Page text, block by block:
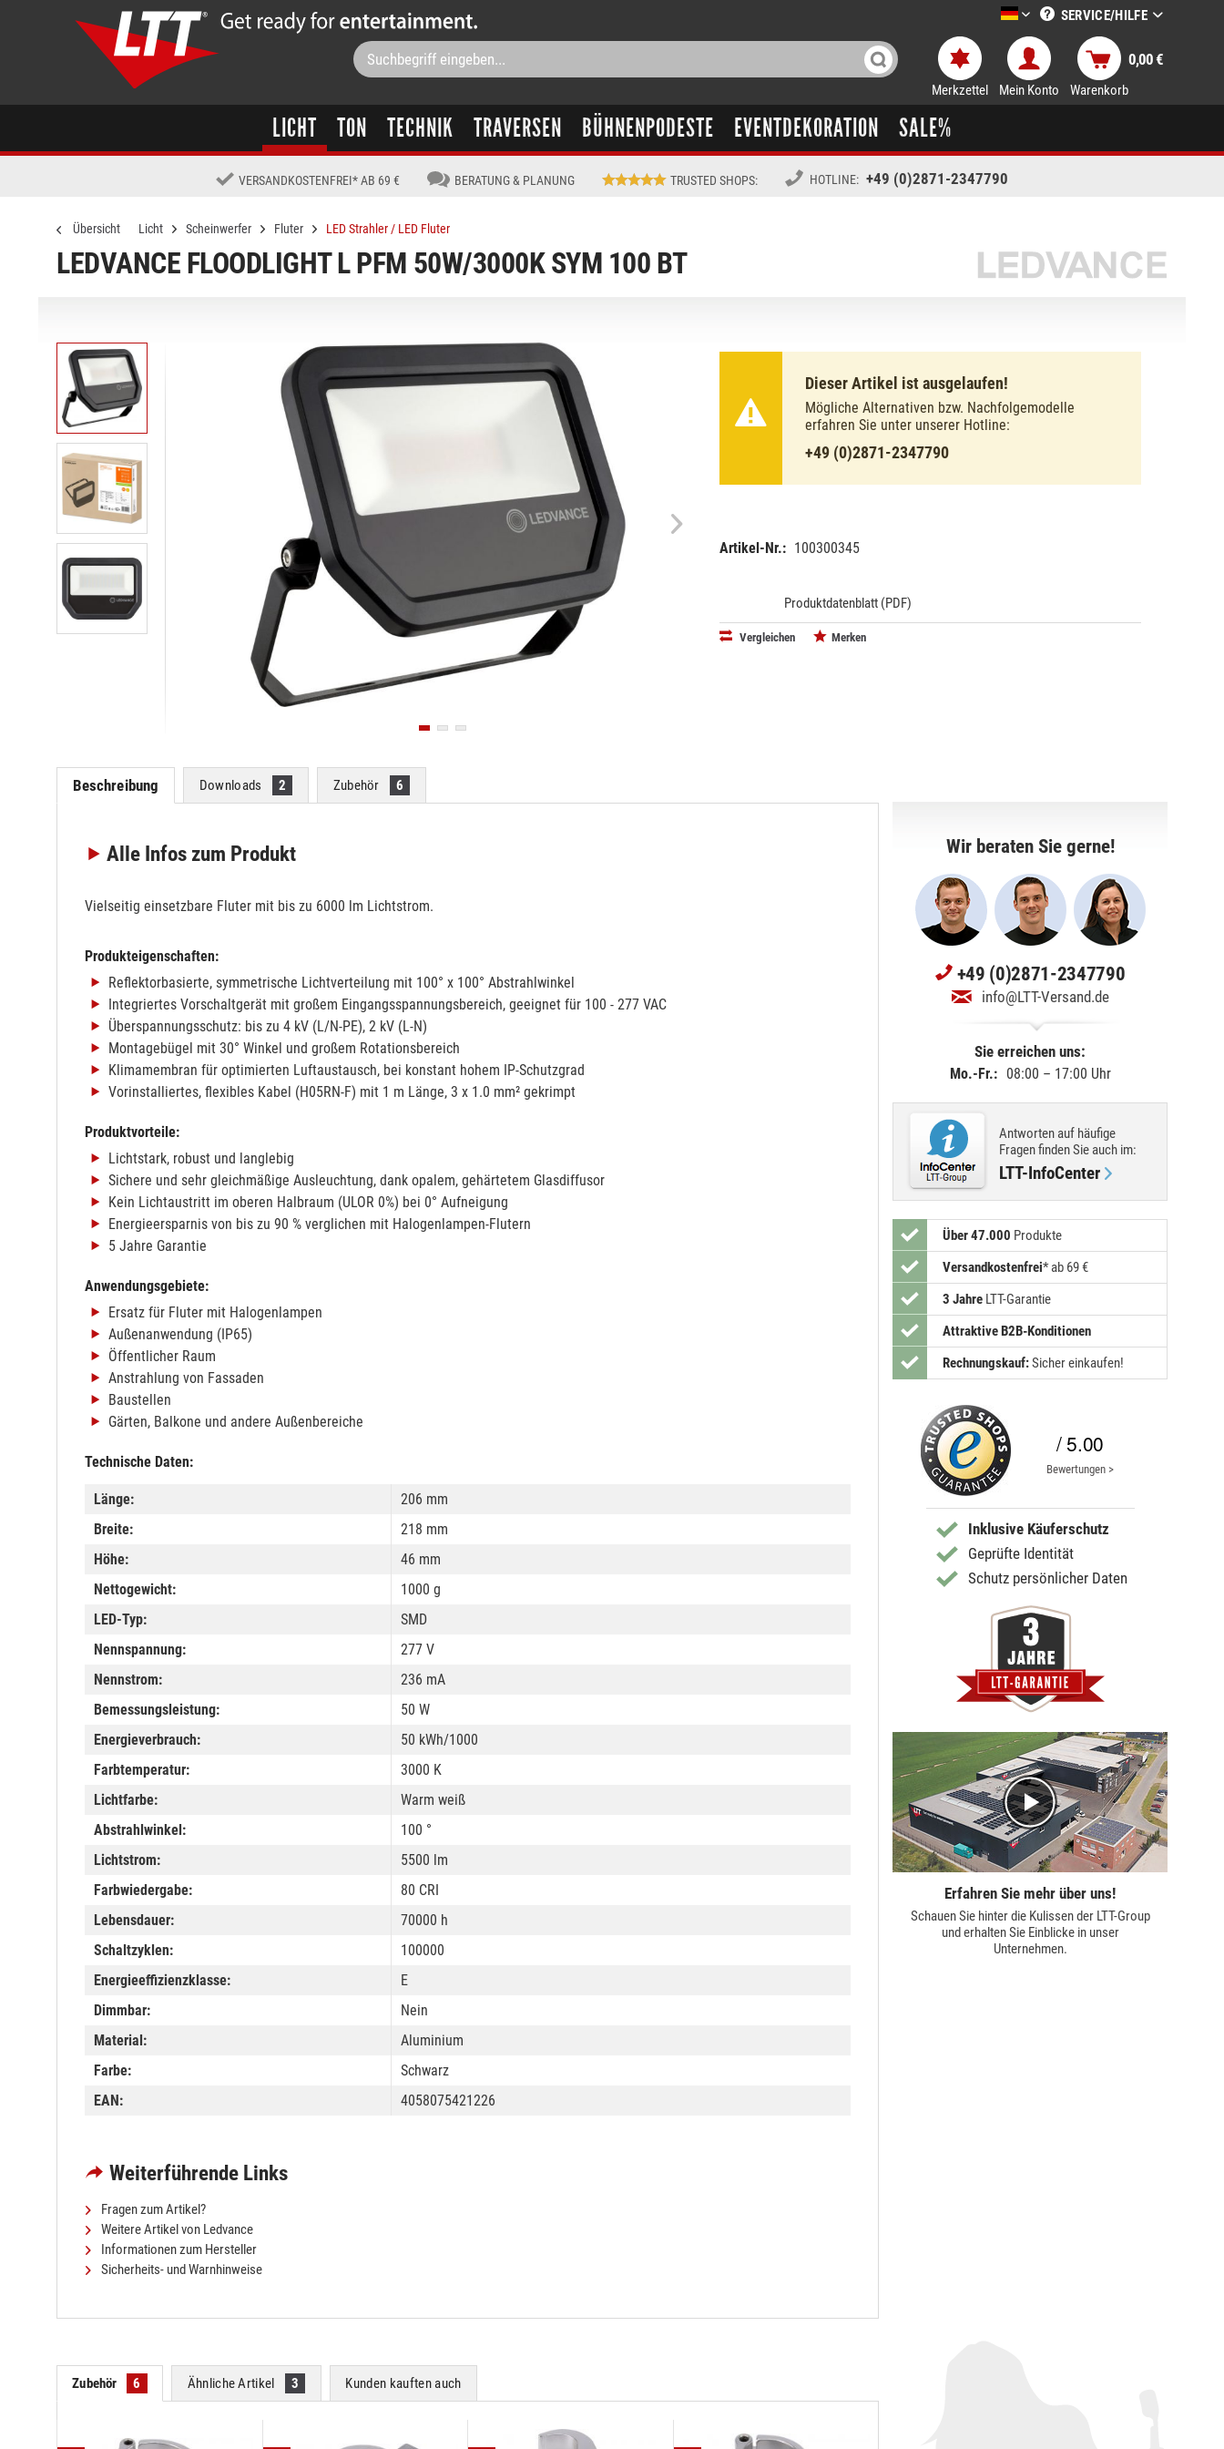
LTT-Versand deutsch
SERVICE/HILFE
Merkzettel Mein Konto Warenkorb
0,00 €
LICHT TON TECHNIK TRAVERSEN BÜHNENPODESTE EVENTDEKORATION SALE%
VERSANDKOSTENFREI* AB 69 € BERATUNG & PLANUNG TRUSTED SHOPS: HOTLINE: +49 (0)2871-2347790
Übersicht Licht Scheinwerfer Fluter LED Strahler / LED Fluter
LEDVANCE FLOODLIGHT L PFM 50W/3000K SYM 100 BT
Dieser Artikel ist ausgelaufen!
Mögliche Alternativen bzw. Nachfolgemodelle
erfahren Sie unter unserer Hotline:
+49 (0)2871-2347790
Artikel-Nr.: 100300345
Produktdatenblatt (PDF)
Vergleichen Merken
Beschreibung Downloads 2 Zubehör 6
Alle Infos zum Produkt
Vielseitig einsetzbare Fluter mit bis zu 6000 lm Lichtstrom.
Produkteigenschaften:
Reflektorbasierte, symmetrische Lichtverteilung mit 100° x 100° Abstrahlwinkel
Integriertes Vorschaltgerät mit großem Eingangsspannungsbereich, geeignet für 100 - 277 VAC
Überspannungsschutz: bis zu 4 kV (L/N-PE), 2 kV (L-N)
Montagebügel mit 30° Winkel und großem Rotationsbereich
Klimamembran für optimierten Luftaustausch, bei konstant hohem IP-Schutzgrad
Vorinstalliertes, flexibles Kabel (H05RN-F) mit 1 m Länge, 3 x 1.0 mm² gekrimpt
Produktvorteile:
Lichtstark, robust und langlebig
Sichere und sehr gleichmäßige Ausleuchtung, dank opalem, gehärtetem Glasdiffusor
Kein Lichtaustritt im oberen Halbraum (ULOR 0%) bei 0° Aufneigung
Energieersparnis von bis zu 90 % verglichen mit Halogenlampen-Flutern
5 Jahre Garantie
Anwendungsgebiete:
Ersatz für Fluter mit Halogenlampen
Außenanwendung (IP65)
Öffentlicher Raum
Anstrahlung von Fassaden
Baustellen
Gärten, Balkone und andere Außenbereiche
Technische Daten:
Länge:
206 mm
Breite:
218 mm
Höhe:
46 mm
Nettogewicht:
1000 g
LED-Typ:
SMD
Nennspannung:
277 V
Nennstrom:
236 mA
Bemessungsleistung:
50 W
Energieverbrauch:
50 kWh/1000
Farbtemperatur:
3000 K
Lichtfarbe:
Warm weiß
Abstrahlwinkel:
100 °
Lichtstrom:
5500 lm
Farbwiedergabe:
80 CRI
Lebensdauer:
70000 h
Schaltzyklen:
100000
Energieeffizienzklasse:
E
Dimmbar:
Nein
Material:
Aluminium
Farbe:
Schwarz
EAN:
4058075421226
Weiterführende Links
Fragen zum Artikel?
Weitere Artikel von Ledvance
Informationen zum Hersteller
Sicherheits- und Warnhinweise
Wir beraten Sie gerne!
+49 (0)2871-2347790
info@LTT-Versand.de
Sie erreichen uns:
Mo.-Fr.: 08:00 – 17:00 Uhr
Antworten auf häufige
Fragen finden Sie auch im:
LTT-InfoCenter
Über 47.000 Produkte
Versandkostenfrei* ab 69 €
3 Jahre LTT-Garantie
Attraktive B2B-Konditionen
Rechnungskauf:Sicher einkaufen!
/ 5.00
Bewertungen >
Inklusive Käuferschutz
Geprüfte Identität
Schutz persönlicher Daten
Erfahren Sie mehr über uns!
Schauen Sie hinter die Kulissen der LTT-Group
und erhalten Sie Einblicke in unser
Unternehmen.
Zubehör 6 Ähnliche Artikel 3 Kunden kauften auch